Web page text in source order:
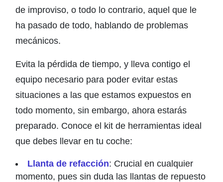
de improviso, o todo lo contrario, aquel que le
ha pasado de todo, hablando de problemas
mecánicos.
Evita la pérdida de tiempo, y lleva contigo el
equipo necesario para poder evitar estas
situaciones a las que estamos expuestos en
todo momento, sin embargo, ahora estarás
preparado. Conoce el kit de herramientas ideal
que debes llevar en tu coche:
Llanta de refacción: Crucial en cualquier
momento, pues sin duda las llantas de repuesto